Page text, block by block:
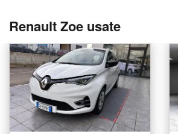
Renault Zoe usate